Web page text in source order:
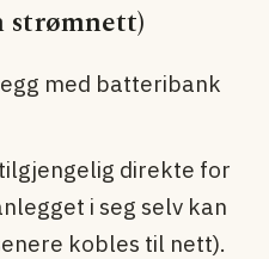
strømnett)
med batteribank
direkte for
i seg selv kan
kobles til nett).